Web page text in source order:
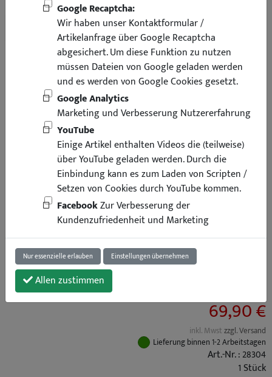
Deutschlandweit
Versandkostenfrei
69,90 €
inkl. Mwstzzgl. Versand
Lieferung binnen 1-2 Arbeitstagen
Art.-Nr. : 28304
1 Stück
Google Recaptcha:
Wir haben unser Kontaktformular /
Artikelanfrage über Google Recaptcha
abgesichert. Um diese Funktion zu nutzen
müssen Dateien von Google geladen werden
und es werden von Google Cookies gesetzt.
Google Analytics
Marketing und Verbesserung Nutzererfahrung
YouTube
Einige Artikel enthalten Videos die (teilweise)
über YouTube geladen werden. Durch die
Einbindung kann es zum Laden von Scripten /
Setzen von Cookies durch YouTube kommen.
FacebookZur Verbesserung der
Kundenzufriedenheit und Marketing
Nur essenzielle erlauben Einstellungen übernehmen
Allen zustimmen